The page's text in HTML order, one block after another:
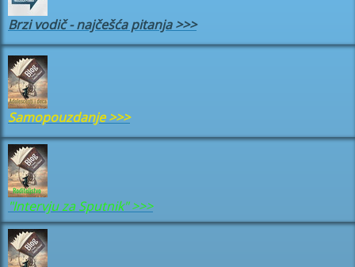
Brzi vodič - najčešća pitanja>>>
Samopouzdanje>>>
"Intervju za Sputnik" >>>